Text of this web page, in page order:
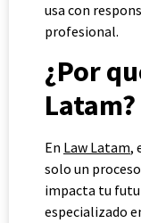
usa con
profesional.
¿Por
Latam?
En Law Latam,
solo un
impacta tu
especializado